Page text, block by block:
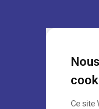
Ce site